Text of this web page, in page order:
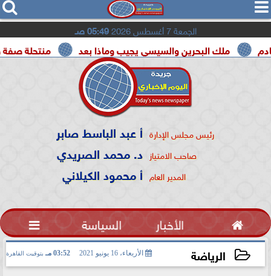
  
الجمعة 7 أغسطس 2026 05:49 صـ
منتحلة صفة صحفية ملك البحرين والسيسي يجيب وماذا بعد
رئيس مجلس الإدارة أ عبد الباسط صابر
صاحب الامتياز د. محمد الصريدي
المدير العام أ محمود الكيلاني
 الأخبار السياسة 
الرياضة الأربعاء، 16 يونيو 2021 03:52 مـ بتوقيت القاهرة